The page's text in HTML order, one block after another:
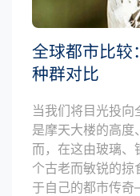
全球都市比较
种群对比
当我们将目光投
是摩天大楼的高度
而，在这由玻璃、
个古老而敏锐的掠
于自己的都市传